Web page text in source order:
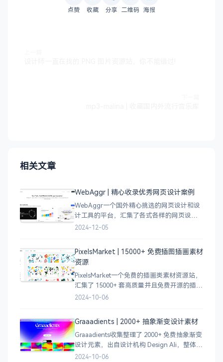
点赞 收藏 分享 二维码 海报
相关文章
WebAggr | 精心收录优秀网页设计案例
WebAggr一个国外精心挑选的网页设计和设
计工具的平台，汇集了各式各样的网页设计
案例，涵盖个人博客、时尚、设计、机构、
计，应
2024-12-05
PixelsMarket | 15000+ 免费插图插画素材
资源
PixelsMarket一个免费的插画类素材资源站，
汇集了 15000+ 套高质量并且免费开源的插图
插画和图标资源。
2024-10-06
Graaadients | 2000+ 抽象渐变设计素材
Graaadients收集整理了 2000+ 免费抽象渐变
设计元素，出自设计机构 Design Ali，整体渐
变色比较鲜艳，更像是 AI 生成的元素，需要
2024-10-06